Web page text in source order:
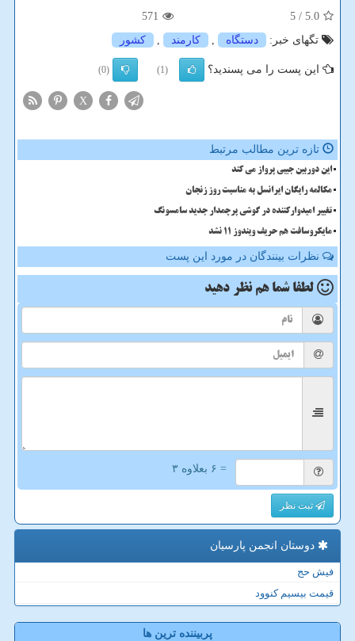
5.0
/ 5
571
تگهای خبر:
دستگاه , كارمند , كشور
این پست را می پسندید؟ (1)
(0)
X
تازه ترین مطالب مرتبط
این دوربین جیبی پرواز می کند
مکالمه رایگان ایرانسل به مناسبت روز زنجان
تغییر امیدوارکننده در گوشی پرچمدار جدید سامسونگ
مایکروسافت هم حریف ویندوز 11 نشد
نظرات بینندگان در مورد این پست
لطفا شما هم نظر دهید
= ۶ بعلاوه ۳
ثبت نظر
دوستان انجمن پارسیان
فیش حج
قیمت بیسیم کنوود
پربیننده ترین ها